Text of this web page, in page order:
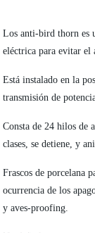
Los anti-bird thorn es
eléctrica para evitar el
Está instalado en la
transmisión de
Consta de 24 hilos de
clases, se detiene, y
Frascos de porcelana
ocurrencia de los
y aves-proofing.